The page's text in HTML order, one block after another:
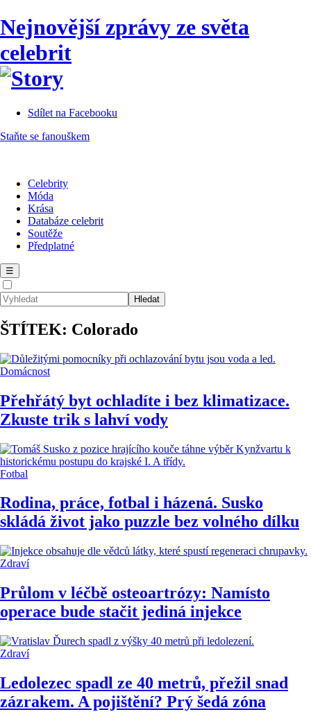
Nejnovější zprávy ze světa
celebrit
Sdílet na Facebooku
Staňte se fanouškem
Celebrity
Móda
Krása
Databáze celebrit
Soutěže
Předplatné
☰
ŠTÍTEK: Colorado
Domácnost
Přehřátý byt ochladíte i bez klimatizace.
Zkuste trik s lahví vody
Fotbal
Rodina, práce, fotbal i házená. Susko
skládá život jako puzzle bez volného dílku
Zdraví
Průlom v léčbě osteoartrózy: Namísto
operace bude stačit jediná injekce
Zdraví
Ledolezec spadl ze 40 metrů, přežil snad
zázrakem. A pojištění? Prý šedá zóna